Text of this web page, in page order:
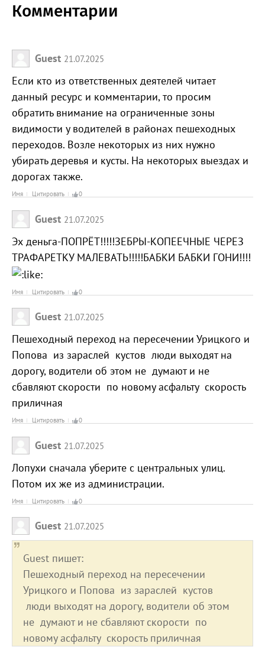
Комментарии
Guest 21.07.2025
Если кто из ответственных деятелей читает
данный ресурс и комментарии, то просим
обратить внимание на ограниченные зоны
видимости у водителей в районах пешеходных
переходов. Возле некоторых из них нужно
убирать деревья и кусты. На некоторых выездах и
дорогах также.
Имя Цитировать 0
Guest 21.07.2025
Эх деньга-ПОПРЁТ!!!!!ЗЕБРЫ-КОПЕЕЧНЫЕ ЧЕРЕЗ
ТРАФАРЕТКУ МАЛЕВАТЬ!!!!!БАБКИ БАБКИ ГОНИ!!!!
Имя Цитировать 0
Guest 21.07.2025
Пешеходный переход на пересечении Урицкого и
Попова из зараслей кустов люди выходят на
дорогу, водители об этом не думают и не
сбавляют скорости по новому асфальту скорость
приличная
Имя Цитировать 0
Guest 21.07.2025
Лопухи сначала уберите с центральных улиц.
Потом их же из администрации.
Имя Цитировать 0
Guest 21.07.2025
Guest пишет:
Пешеходный переход на пересечении
Урицкого и Попова из зараслей кустов
люди выходят на дорогу, водители об этом
не думают и не сбавляют скорости по
новому асфальту скорость приличная